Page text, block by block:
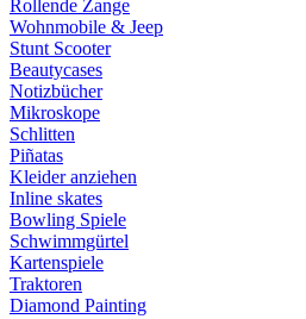
Rollende Zange
Wohnmobile & Jeep
Stunt Scooter
Beautycases
Notizbücher
Mikroskope
Schlitten
Piñatas
Kleider anziehen
Inline skates
Bowling Spiele
Schwimmgürtel
Kartenspiele
Traktoren
Diamond Painting